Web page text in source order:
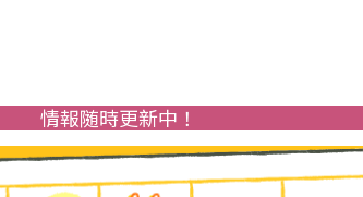
情報随時更新中！